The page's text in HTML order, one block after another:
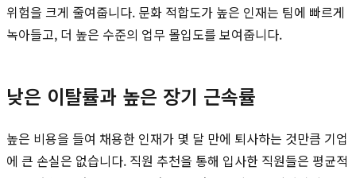
위험을 크게 줄여줍니다. 문화 적합도가 높은 인재는 팀에 빠르게
녹아들고, 더 높은 수준의 업무 몰입도를 보여줍니다.
낮은 이탈률과 높은 장기 근속률
높은 비용을 들여 채용한 인재가 몇 달 만에 퇴사하는 것만큼 기업
에 큰 손실은 없습니다. 직원 추천을 통해 입사한 직원들은 평균적